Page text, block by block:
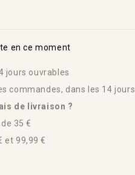
en ce moment
jours ouvrables
commandes, dans les 14 jours.
de livraison ?
35 €
et 99,99 €